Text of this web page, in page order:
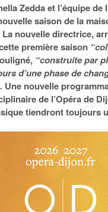
Zedda et l’équipe de
saison de la
nouvelle directrice,
première saison
“construite par
d’une phase de
. Une nouvelle
de l’Opéra de
tiendront toujours